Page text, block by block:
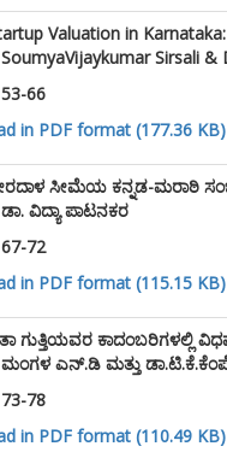
Valuation in
SoumyaVijaykumar Sirsali &
53-66
in PDF format (177.36 KB)
ಸೀಮೆಯ ಕನ್ನಡ-ಮರಾಠಿ
ವಿದ್ಯಾ ಪಾಟನಕರ
67-72
in PDF format (115.15 KB)
ಗುತ್ತಿಯವರ ಕಾದಂಬರಿಗಳಲ್ಲಿ
ಮಂಗಳ ಎನ್.ಡಿ ಮತ್ತು
73-78
in PDF format (110.49 KB)